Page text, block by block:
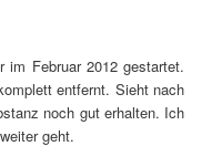
im Februar 2012 gestartet.
entfernt. Sieht nach
noch gut erhalten. Ich
geht.